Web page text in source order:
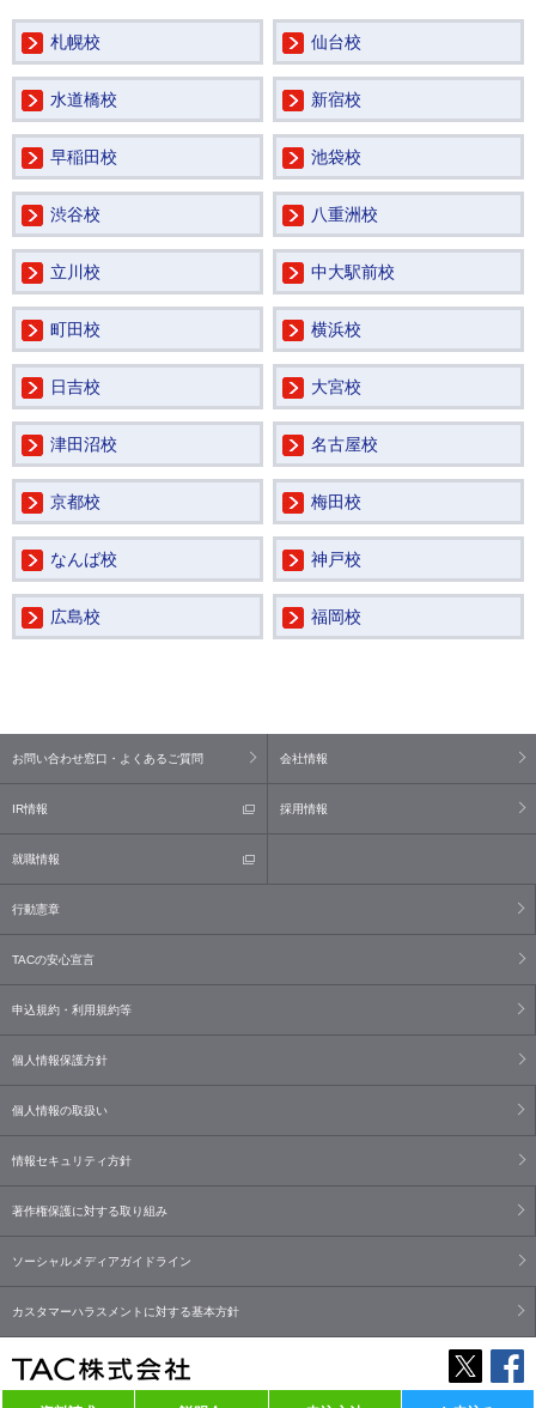
札幌校 仙台校
水道橋校 新宿校
早稲田校 池袋校
渋谷校 八重洲校
立川校 中大駅前校
町田校 横浜校
日吉校 大宮校
津田沼校 名古屋校
京都校 梅田校
なんば校 神戸校
広島校 福岡校
お問い合わせ窓口・よくあるご質問 会社情報
IR情報 採用情報
就職情報
行動憲章
TACの安心宣言
申込規約・利用規約等
個人情報保護方針
個人情報の取扱い
情報セキュリティ方針
著作権保護に対する取り組み
ソーシャルメディアガイドライン
カスタマーハラスメントに対する基本方針